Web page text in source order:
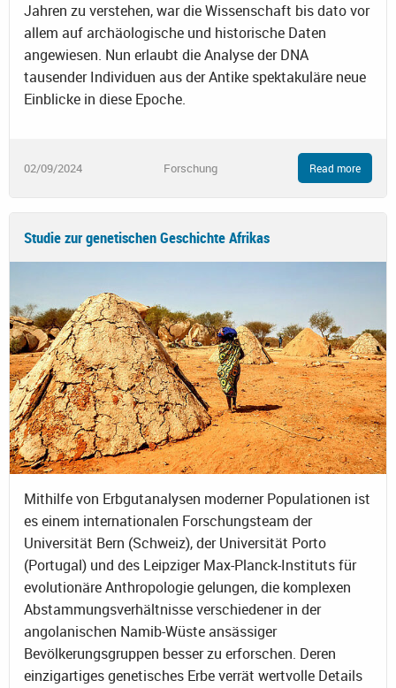
Jahren zu verstehen, war die Wissenschaft bis dato vor
allem auf archäologische und historische Daten
angewiesen. Nun erlaubt die Analyse der DNA
tausender Individuen aus der Antike spektakuläre neue
Einblicke in diese Epoche.
02/09/2024 Forschung Read more
Studie zur genetischen Geschichte Afrikas
Mithilfe von Erbgutanalysen moderner Populationen ist
es einem internationalen Forschungsteam der
Universität Bern (Schweiz), der Universität Porto
(Portugal) und des Leipziger Max-Planck-Instituts für
evolutionäre Anthropologie gelungen, die komplexen
Abstammungsverhältnisse verschiedener in der
angolanischen Namib-Wüste ansässiger
Bevölkerungsgruppen besser zu erforschen. Deren
einzigartiges genetisches Erbe verrät wertvolle Details